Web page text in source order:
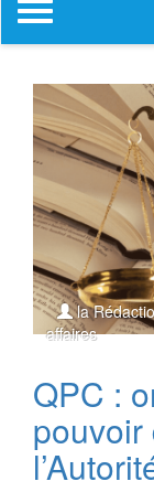
la
affaires
QPC :
pouvoir